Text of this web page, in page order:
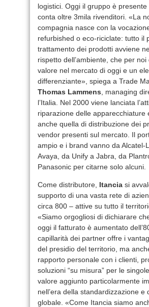
logistici. Oggi il gruppo è
conta oltre 3mila rivenditori. «La
compagnia nasce con la
refurbished o eco-riciclate: tutto il
trattamento dei prodotti avviene
rispetto dell’ambiente, che per noi
valore nel mercato di oggi e un
differenziante», spiega a Trade
Thomas Lammens , managing
l’Italia. Nel 2000 viene lanciata
riparazione delle apparecchiature
anche quella di distribuzione dei
vendor presenti sul mercato. Il
ampio e i brand vanno da Alcatel-
Avaya, da Unify a Jabra, da
Panasonic per citarne solo alcuni.
Come distributore, Itancia si
supporto di una vasta rete di
circa 800 – attive su tutto il
«Siamo orgogliosi di dichiarare
oggi il fatturato è aumentato
capillarità dei partner offre i
del presidio del territorio, ma
rapporto personale con i clienti,
soluzioni “su misura” per le
valore aggiunto particolarmente
nell’era della standardizzazione e
globale. «Come Itancia siamo